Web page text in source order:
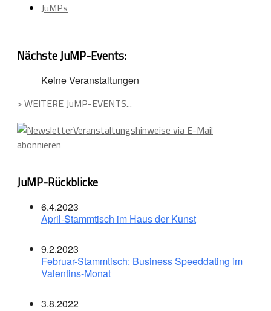
JuMPs
Nächste JuMP-Events:
Keine Veranstaltungen
> WEITERE JuMP-EVENTS...
Veranstaltungshinweise via E-Mail
abonnieren
JuMP-Rückblicke
6.4.2023
April-Stammtisch im Haus der Kunst
9.2.2023
Februar-Stammtisch: Business Speeddating im
Valentins-Monat
3.8.2022